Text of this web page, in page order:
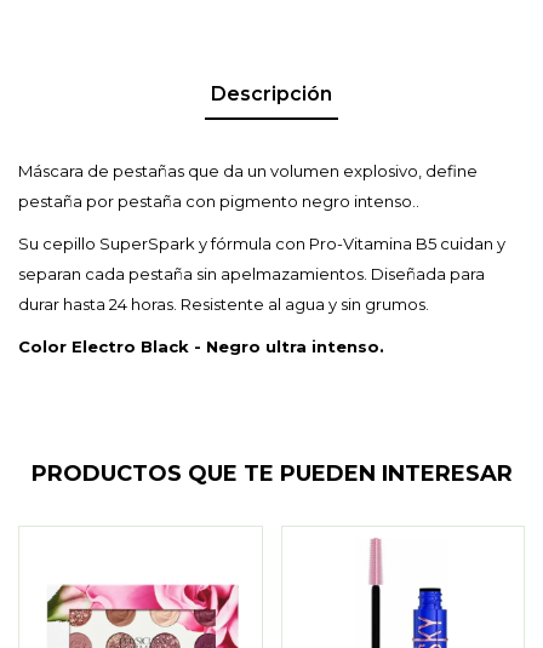
Descripción
Máscara de pestañas que da un volumen explosivo, define
pestaña por pestaña con pigmento negro intenso..
Su cepillo SuperSpark y fórmula con Pro-Vitamina B5 cuidan y
separan cada pestaña sin apelmazamientos. Diseñada para
durar hasta 24 horas. Resistente al agua y sin grumos.
Color Electro Black - Negro ultra intenso.
PRODUCTOS QUE TE PUEDEN INTERESAR